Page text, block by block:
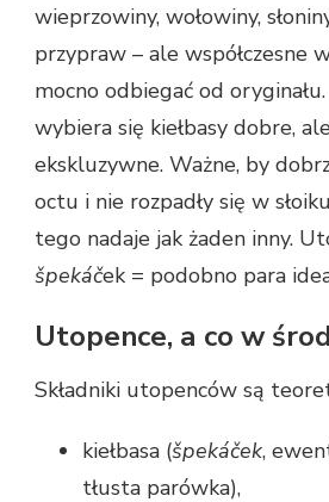
wieprzowiny, wołowiny,
przypraw – ale współczesne
mocno odbiegać od
wybiera się kiełbasy dobre,
ekskluzywne. Ważne, by
octu i nie rozpadły się w
tego nadaje jak żaden inny.
špekáček = podobno para
Utopence, a co w
Składniki utopenców są
kiełbasa (špekáček,
tłusta parówka),